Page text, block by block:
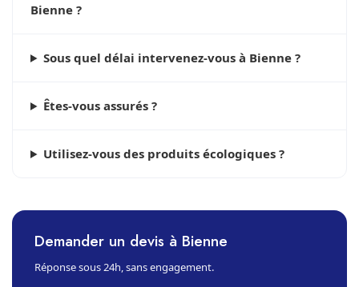
Bienne ?
Sous quel délai intervenez-vous à Bienne ?
Êtes-vous assurés ?
Utilisez-vous des produits écologiques ?
Demander un devis à Bienne
Réponse sous 24h, sans engagement.